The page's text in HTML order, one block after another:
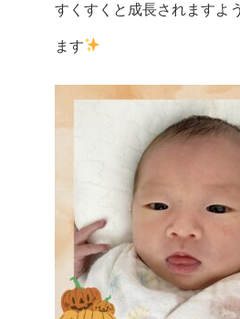
すくすくと成長されますよ
ます